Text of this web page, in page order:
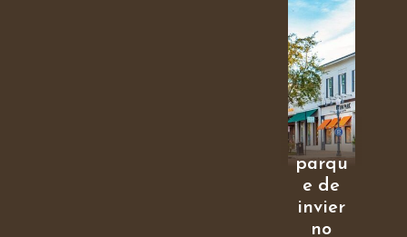
parqu
e de
invier
no